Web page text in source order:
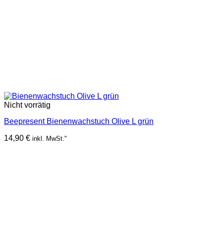
Nicht vorrätig
Beepresent Bienenwachstuch Olive L grün
14,90 € inkl. MwSt."